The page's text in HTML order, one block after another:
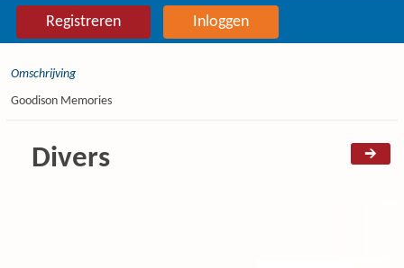
Registreren Inloggen
Omschrijving
Goodison Memories
Divers